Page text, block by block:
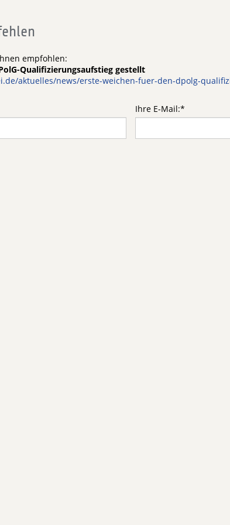
empfohlen:
Qualifizierungsaufstieg gestellt
aktuelles/news/erste-weichen-fuer-den-dpolg-
Ihre E-Mail:*